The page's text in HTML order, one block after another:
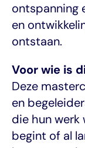
ontspanning
en
ontstaan.
Voor wie is
Deze
en
die hun werk
begint of al